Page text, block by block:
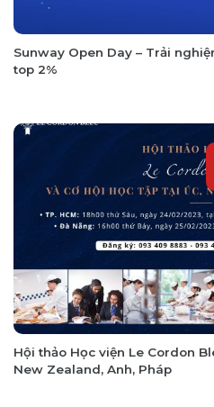
Sunway Open Day – Trải
top 2%
Hội thảo Học viện Le Cordon
New Zealand, Anh, Pháp